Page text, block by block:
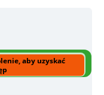
aby uzyskać